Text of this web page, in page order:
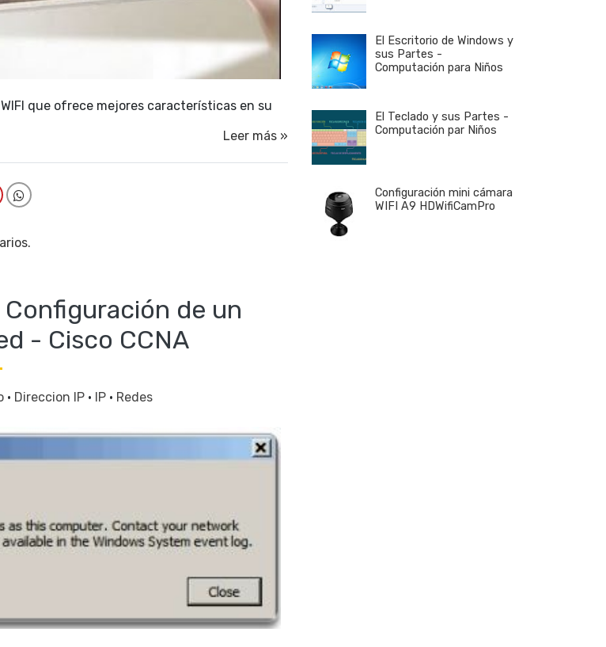
que ofrece mejores características en su
Leer más »
de un
- Cisco CCNA
· Direccion IP · IP · Redes
El Escritorio de Windows y
sus Partes -
Computación para Niños
El Teclado y sus Partes -
Computación par Niños
Configuración mini cámara
WIFI A9 HDWifiCamPro